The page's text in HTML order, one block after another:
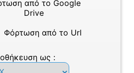
από το Google
Drive
Φόρτωση από το Url
ως :